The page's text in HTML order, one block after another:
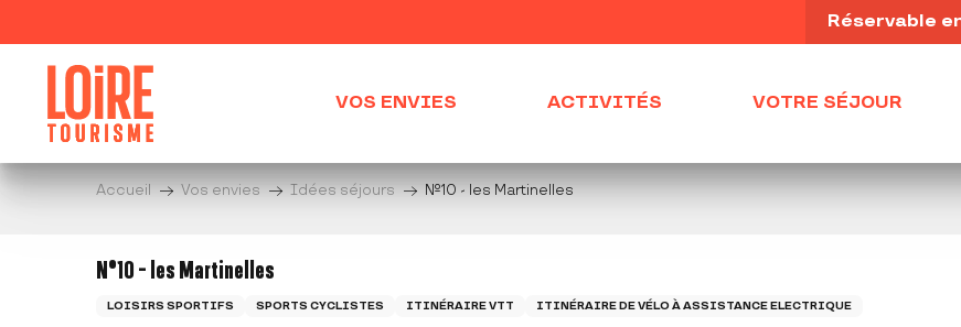
au
contenu
Réservable
VOS ENVIES ACTIVITÉS VOTRE SÉJOUR
Accueil Vos envies Idées séjours N°10 - les Martinelles
N°10 - les Martinelles
LOISIRS SPORTIFS SPORTS CYCLISTES ITINÉRAIRE VTT ITINÉRAIRE DE VÉLO À ASSISTANCE ELECTRIQUE